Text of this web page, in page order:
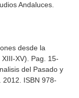
Andaluces.
desde la
XV). Pag. 15-
del Pasado y
2012. ISBN 978-